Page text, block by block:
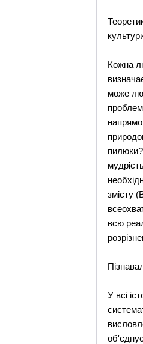
Кожна
може
змісту
всю
У всі